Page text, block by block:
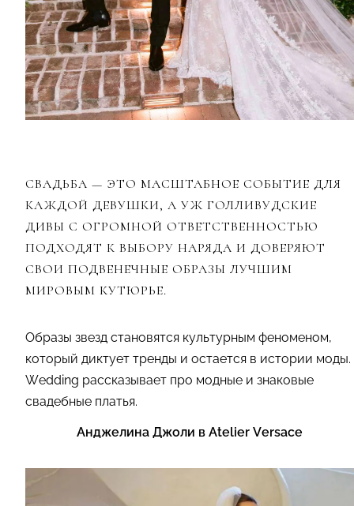
СВАДЬБА — ЭТО МАСШТАБНОЕ СОБЫТИЕ ДЛЯ
КАЖДОЙ ДЕВУШКИ, А УЖ ГОЛЛИВУДСКИЕ
ДИВЫ С ОГРОМНОЙ ОТВЕТСТВЕННОСТЬЮ
ПОДХОДЯТ К ВЫБОРУ НАРЯДА И ДОВЕРЯЮТ
СВОИ ПОДВЕНЕЧНЫЕ ОБРАЗЫ ЛУЧШИМ
МИРОВЫМ КУТЮРЬЕ.
Образы звезд становятся культурным феноменом,
который диктует тренды и остается в истории моды.
Wedding рассказывает про модные и знаковые
свадебные платья.
Анджелина Джоли в Atelier Versace